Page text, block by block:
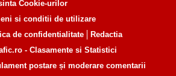
Cookie-urilor
si conditii de utilizare
de confidentialitate
Redactia
postare și moderare comentarii